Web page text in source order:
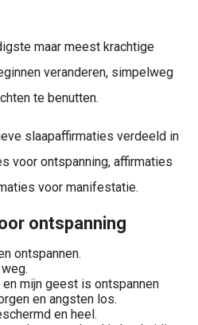
maar meest krachtige
veranderen, simpelweg
te benutten.
slaapaffirmaties verdeeld in
voor ontspanning, affirmaties
voor manifestatie.
ontspanning
ontspannen.
en mijn geest is ontspannen
en angsten los.
en heel.